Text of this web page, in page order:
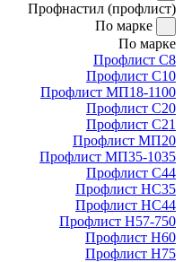
Профнастил (профлист)
По марке
По марке
Профлист С8
Профлист С10
Профлист МП18-1100
Профлист С20
Профлист С21
Профлист МП20
Профлист МП35-1035
Профлист С44
Профлист НС35
Профлист НС44
Профлист Н57-750
Профлист Н60
Профлист Н75